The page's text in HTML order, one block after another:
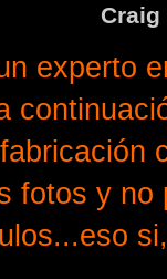
Craig
experto
fotos y